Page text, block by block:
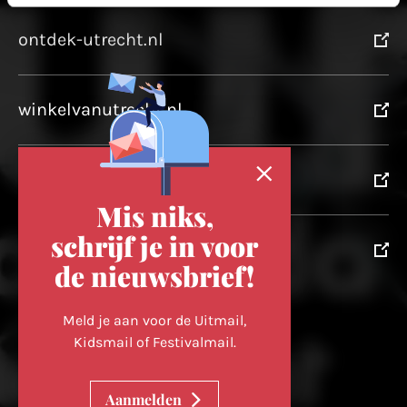
ontdek-utrecht.nl
winkelvanutrecht.nl
utrechtpartners.nl
Volg ons op
Mis niks,
schrijf je in voor
de nieuwsbrief!
Meld je aan voor de Uitmail,
Kidsmail of Festivalmail.
Aanmelden